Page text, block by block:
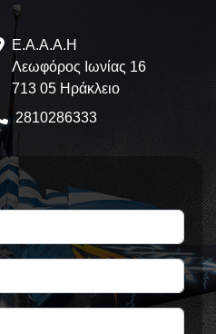
Ε.A.Α.Α.Η
Λεωφόρος Ιωνίας 16
713 05 Ηράκλειο
2810286333